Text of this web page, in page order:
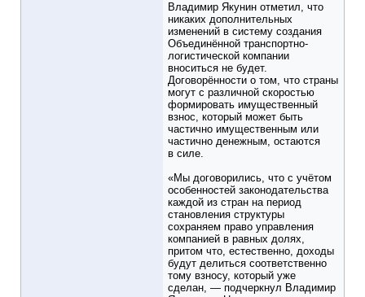
Владимир Якунин отметил, что
никаких дополнительных
изменений в систему создания
Объединённой транспортно-
логистической компании
вноситься не будет.
Договорённости о том, что страны
могут с различной скоростью
формировать имущественный
взнос, который может быть
частично имущественным или
частично денежным, остаются
в силе.
«Мы договорились, что с учётом
особенностей законодательства
каждой из стран на период
становления структуры
сохраняем право управления
компанией в равных долях,
притом что, естественно, доходы
будут делиться соответственно
тому взносу, который уже
сделан, — подчеркнул Владимир